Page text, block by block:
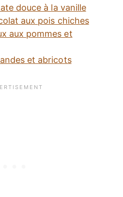
douce à la vanille
aux pois chiches
aux pommes et
et abricots